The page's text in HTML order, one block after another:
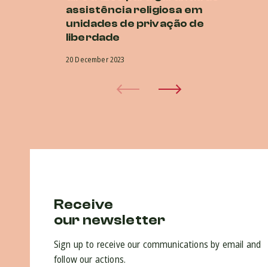
assistência religiosa em
unidades de privação de
liberdade
20 December 2023
Receive
our newsletter
Sign up to receive our communications by email and
follow our actions.